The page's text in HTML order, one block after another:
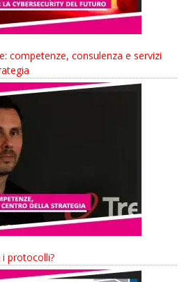
competenze, consulenza e servizi
protocolli?